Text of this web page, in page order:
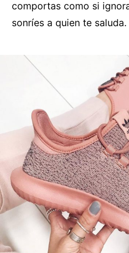
comportas como si
sonríes a quien te saluda.